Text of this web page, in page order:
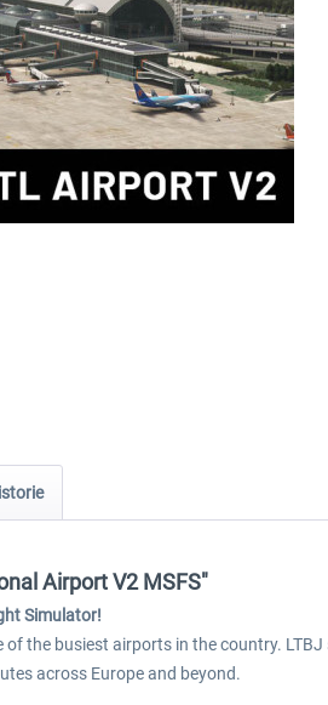
Airport V2 MSFS"
Simulator!
the busiest airports in the country.
across Europe and beyond.